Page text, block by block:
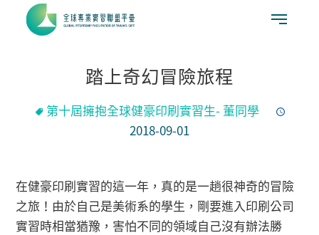
踏上奇幻冒險旅程
第十屆擁抱全球健豪印刷實習生- 董同學
2018-09-01
在健豪印刷實習的這一年，真的是一趟很神奇的冒險
之旅！由於自己是美術系的學生，剛要進入印刷公司
實習時相當猶豫，害怕不同的領域自己沒有辦法勝